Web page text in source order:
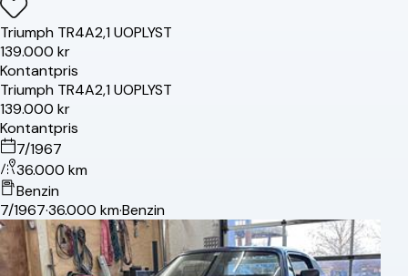
Triumph TR4A2,1 UOPLYST
139.000 kr
Kontantpris
Triumph TR4A2,1 UOPLYST
139.000 kr
Kontantpris
7/1967
36.000 km
Benzin
7/1967·36.000 km·Benzin